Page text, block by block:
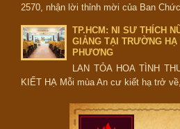
2570, nhận lời thỉnh mời của Ban
TP.HCM: NI SƯ THÍCH
GIẢNG TẠI TRƯỜNG
PHƯƠNG
LAN TỎA HOA TÌNH
KIẾT HẠ Mỗi mùa An cư kiết hạ trở